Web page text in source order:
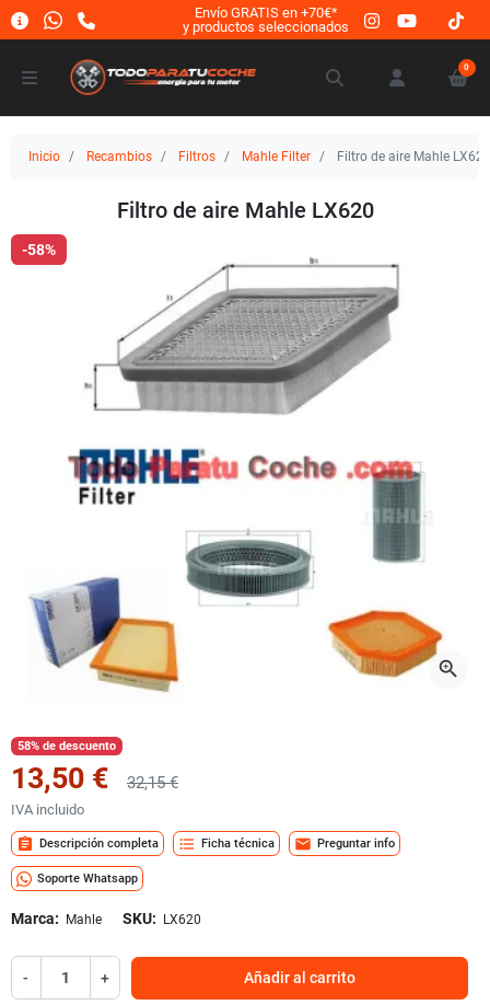
Envío GRATIS en +70€*
y productos seleccionados
0
Inicio Recambios Filtros Mahle Filter Filtro de aire Mahle LX620
Filtro de aire Mahle LX620
-58%
zoom_in
58% de descuento
13,50 € 32,15 €
IVA incluido
assignment Descripción completa format_list_bulleted Ficha técnica mail Preguntar info
Soporte Whatsapp
Marca: Mahle SKU: LX620
- + Añadir al carrito